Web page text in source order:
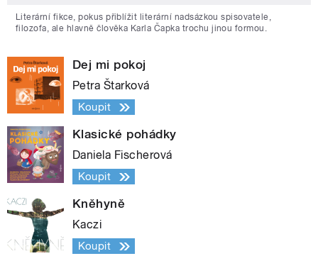
Literární fikce, pokus přiblížit literární nadsázkou spisovatele,
filozofa, ale hlavně člověka Karla Čapka trochu jinou formou.
Dej mi pokoj
Petra Štarková
Koupit
Klasické pohádky
Daniela Fischerová
Koupit
Kněhyně
Kaczi
Koupit